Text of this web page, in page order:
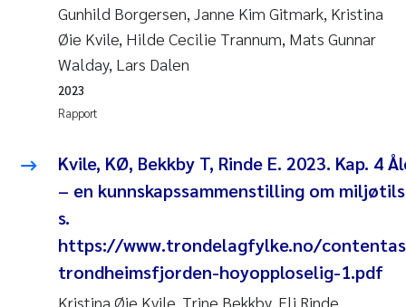
Gunhild Borgersen, Janne Kim Gitmark, Kristina
Øie Kvile, Hilde Cecilie Trannum, Mats Gunnar
Walday, Lars Dalen
Rapport
2023
Kvile, KØ, Bekkby T, Rinde E. 2023. Kap.
– en kunnskapssammenstilling om
s.
https://www.trondelagfylke.no/
trondheimsfjorden-hoyopploselig-1.pdf
Kristina Øie Kvile, Trine Bekkby, Eli Rinde